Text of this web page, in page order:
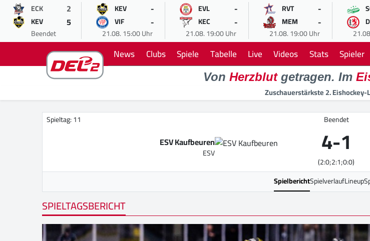
ECK 2
KEV 5
Beendet
KEV -
VIF -
21.08. 15:00 Uhr
EVL -
KEC -
21.08. 19:00 Uhr
RVT -
MEM -
21.08. 19:00 Uhr
News Clubs Spiele Tabelle Live Videos Stats Spieler
Von Herzblutgetragen. Im
Zuschauerstärkste 2. Eishockey-
Spieltag: 11 Beendet
ESV Kaufbeuren
ESV 4-1
(2:0;2:1;0:0)
SpielberichtSpielverlaufLineup
SPIELTAGSBERICHT